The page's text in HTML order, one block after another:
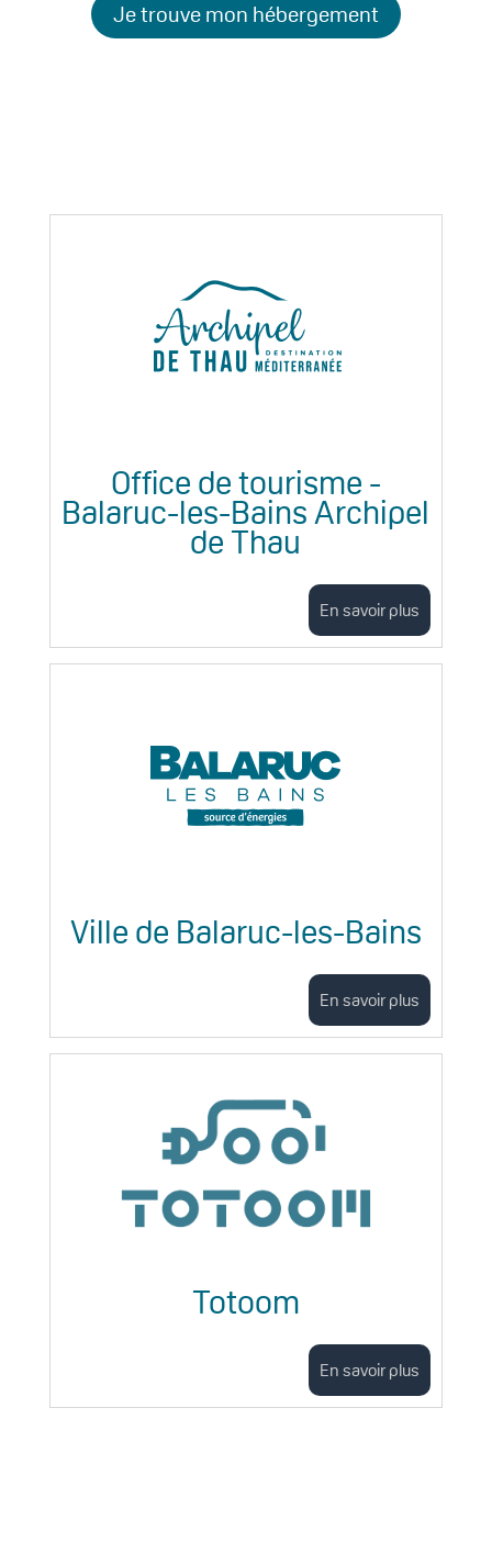
Je trouve mon hébergement
Office de tourisme -
Balaruc-les-Bains Archipel
de Thau
En savoir plus
Ville de Balaruc-les-Bains
En savoir plus
Totoom
En savoir plus